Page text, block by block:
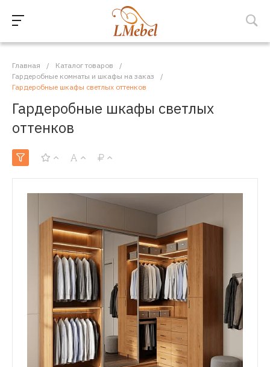
Главная / Каталог товаров
/
Гардеробные комнаты и шкафы на заказ
/
Гардеробные шкафы светлых оттенков
Гардеробные шкафы светлых
оттенков